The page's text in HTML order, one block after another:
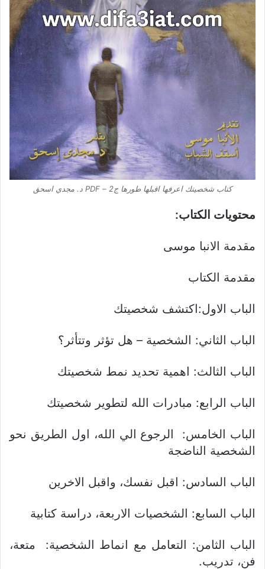
كتاب شخصيتك اعرفها اقبلها طورها ج2 – PDF د. مجدي اسحق
محتويات الكتاب:
مقدمة الانبا موسى
مقدمة الكتاب
الباب الاول:اكتشف شخصيتك
الباب الثاني: الشخصية – هل تؤثر وتتأثر؟
الباب الثالث: اهمية تحديد نمط شخصيتك
الباب الرابع: مبادرات الله لتطوير شخصيتك
الباب الخامس: الرجوع الي الله، اول الطريق نحو
الشخصية الناضجة
الباب السادس: اقبل نفسك، واقبل الاخرين
الباب السابع: الشخصيات الاربعة، دراسة كتابية
الباب الثامن: التعامل مع انماط الشخصية: متعة،
فن، تدريب.